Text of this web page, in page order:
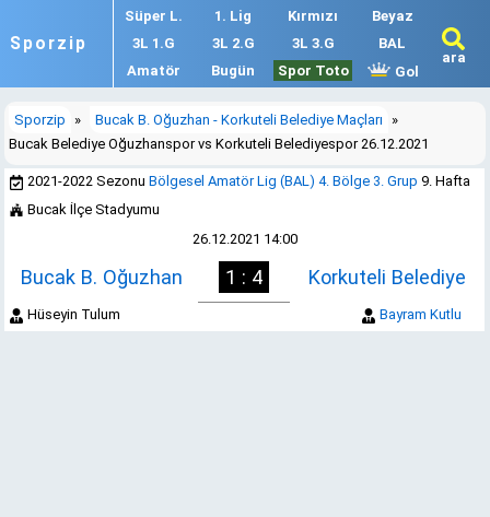
Sporzip
Süper L. 1. Lig Kırmızı
Beyaz
3L 1.G
3L 2.G 3L 3.G
BAL
Amatör
Bugün Spor Toto Gol
ara
Sporzip » Bucak B. Oğuzhan - Korkuteli Belediye Maçları
»
Bucak Belediye Oğuzhanspor vs Korkuteli Belediyespor 26.12.2021
2021-2022 SezonuBölgesel Amatör Lig (BAL) 4. Bölge 3. Grup 9. Hafta
Bucak İlçe Stadyumu
26.12.2021 14:00
Bucak B. Oğuzhan 1 : 4 Korkuteli Belediye
Hüseyin Tulum Bayram Kutlu